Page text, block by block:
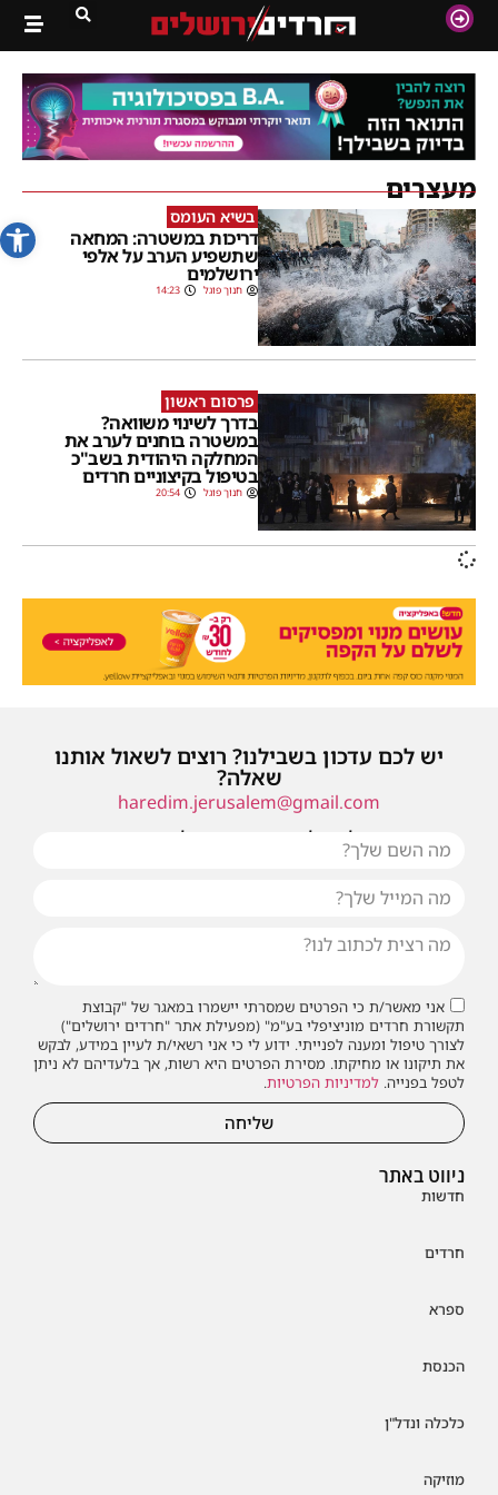
פתח
מעצרים
בשיא העומס
דריכות במשטרה: המחאה
שתשפיע הערב על אלפי
ירושלמים
חנוך פוגל 14:23
פרסום ראשון
בדרך לשינוי משוואה?
במשטרה בוחנים לערב את
המחלקה היהודית בשב"כ
בטיפול בקיצוניים חרדים
חנוך פוגל 20:54
ניווט באתר
חדשות
חרדים
ספרא
הכנסת
כלכלה ונדל"ן
מוזיקה
יש לכם עדכון בשבילנו? רוצים לשאול אותנו
שאלה?
haredim.jerusalem@gmail.com
או שילחו אלינו פנייה ונחזור אליכם בהקדם
אני מאשר/ת כי הפרטים שמסרתי יישמרו במאגר של "קבוצת
תקשורת חרדים מוניציפלי בע"מ" (מפעילת אתר "חרדים ירושלים")
לצורך טיפול ומענה לפנייתי. ידוע לי כי אני רשאי/ת לעיין במידע, לבקש
את תיקונו או מחיקתו. מסירת הפרטים היא רשות, אך בלעדיהם לא ניתן
לטפל בפנייה. למדיניות הפרטיות.
שליחה